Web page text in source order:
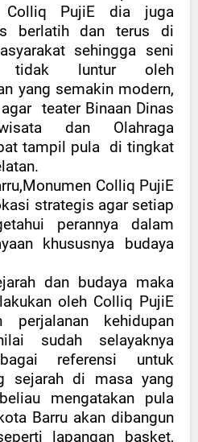
Colliq PujiE dia juga
berlatih dan terus di
sehingga seni
tidak luntur oleh
yang semakin modern,
teater Binaan Dinas
dan Olahraga
tampil pula di tingkat
Colliq PujiE
strategis agar setiap
perannya dalam
khususnya budaya
dan budaya maka
oleh Colliq PujiE
perjalanan kehidupan
sudah selayaknya
referensi untuk
sejarah di masa yang
mengatakan pula
Barru akan dibangun
lapangan basket,